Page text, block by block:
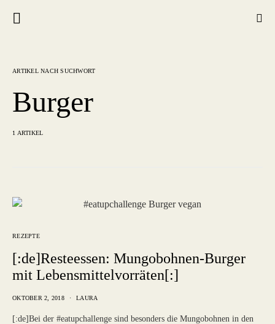
ARTIKEL NACH SUCHWORT
Burger
1 ARTIKEL
REZEPTE
[:de]Resteessen: Mungobohnen-Burger
mit Lebensmittelvorräten[:]
OKTOBER 2, 2018 LAURA
[:de]Bei der #eatupchallenge sind besonders die Mungobohnen in den